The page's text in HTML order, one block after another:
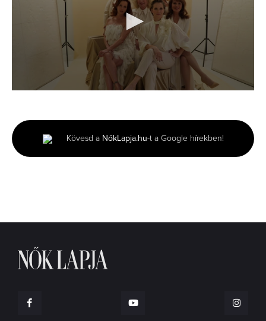
43
seconds
Kövesd a NőkLapja.hu-t a Google hírekben!